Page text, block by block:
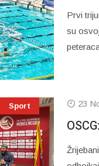
Prvi
su
Sport 23